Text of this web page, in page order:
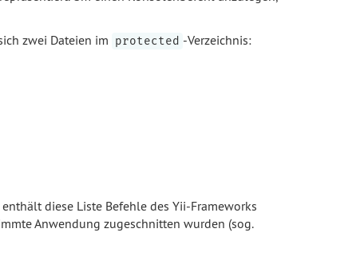
zwei Dateien im protected -Verzeichnis:
diese Liste Befehle des Yii-Frameworks
Anwendung zugeschnitten wurden (sog.